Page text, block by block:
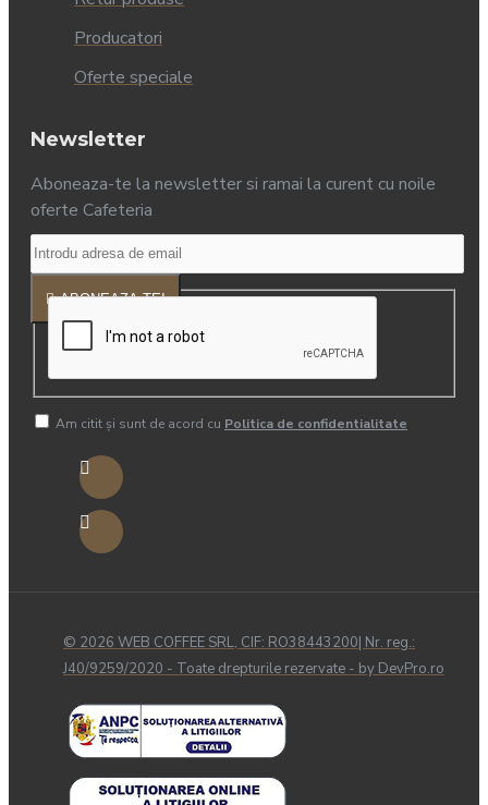
Producatori
Oferte speciale
Newsletter
Aboneaza-te la newsletter si ramai la curent cu noile
oferte Cafeteria
ABONEAZA-TE!
Am citit şi sunt de acord cu Politica de confidentialitate
© 2026 WEB COFFEE SRL, CIF: RO38443200| Nr. reg.:
J40/9259/2020 - Toate drepturile rezervate - by DevPro.ro